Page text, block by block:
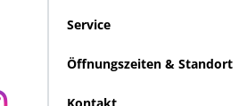
Service
Öffnungszeiten & Standort